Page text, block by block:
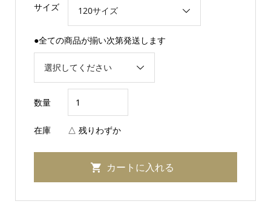
サイズ
●全ての商品が揃い次第発送します
数量
在庫 △ 残りわずか